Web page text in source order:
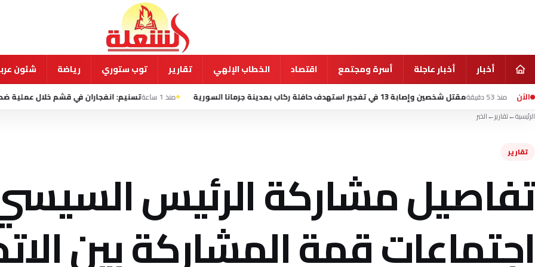
أخبار أخبار عاجلة أسرة ومجتمع اقتصاد الخطاب الإلهي تقارير توب ستوري رياضة شئون
الآن مقتل شخصين وإصابة 13 في تفجير استهدف حافلة ركاب بمدينة جرمانا السورية منذ 1 ساعة تسنيم: انفجاران في قشم خلال عملية ضد «أهداف
الرئيسية←تقارير←الخبر
تقارير
تفاصيل مشاركة الرئيس
اجتماعات قمة المشاركة بين